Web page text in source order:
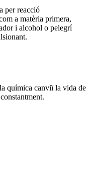
per reacció
a matèria primera,
i alcohol o pelegrí
química canviï la vida de